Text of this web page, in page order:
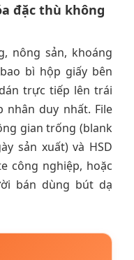
đặc thù không
nông sản, khoáng
bì hộp giấy bên
trực tiếp lên trái
nhân duy nhất. File
gian trống (blank
sản xuất) và HSD
công nghiệp, hoặc
bán dùng bút dạ